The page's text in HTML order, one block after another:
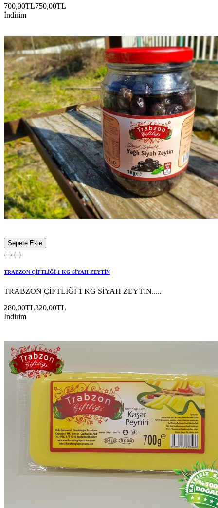
700,00TL750,00TL
İndirim
Sepete Ekle
TRABZON ÇİFTLİĞİ 1 KG SİYAH ZEYTİN
TRABZON ÇİFTLİĞİ 1 KG SİYAH ZEYTİN.....
280,00TL320,00TL
İndirim